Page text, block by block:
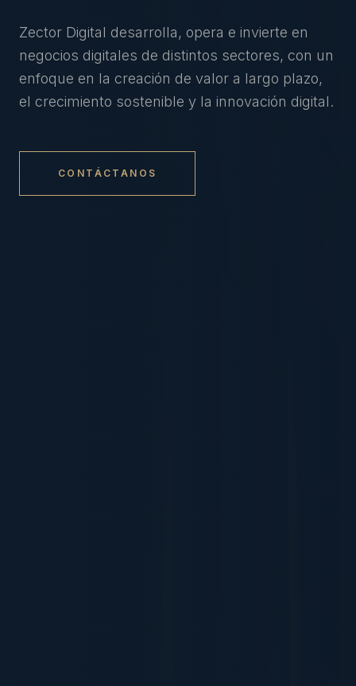
Zector Digital desarrolla, opera e invierte en
negocios digitales de distintos sectores, con un
enfoque en la creación de valor a largo plazo,
el crecimiento sostenible y la innovación digital.
CONTÁCTANOS